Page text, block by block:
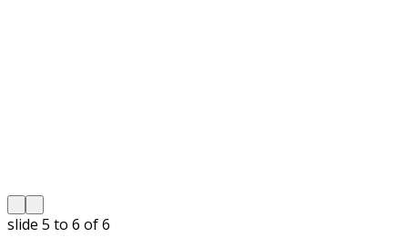
slide 5 to 6 of 6